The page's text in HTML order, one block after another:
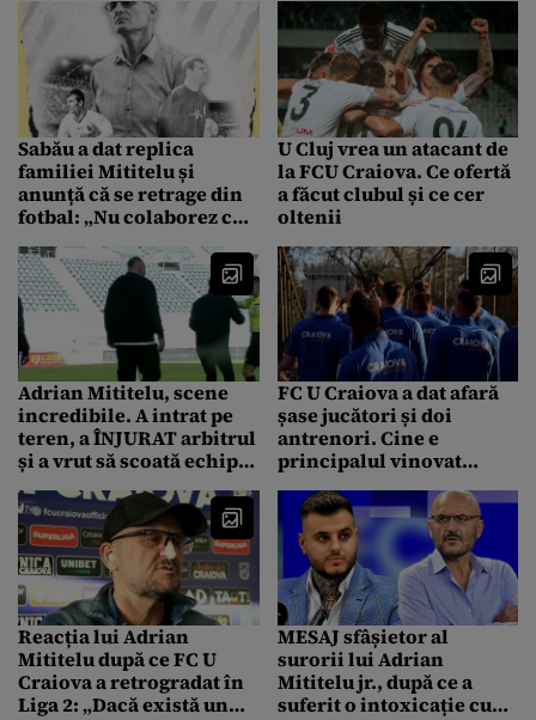
Sabău a dat replica
familiei Mititelu și
anunță că se retrage din
fotbal: „Nu colaborez cu
care se hrănesc cu a
jigni”
U Cluj vrea un atacant de
la FCU Craiova. Ce ofertă
a făcut clubul și ce cer
oltenii
Adrian Mititelu, scene
incredibile. A intrat pe
teren, a ÎNJURAT arbitrul
și a vrut să scoată echipa
criminal organizat”
FC U Craiova a dat afară
șase jucători și doi
antrenori. Cine e
principalul vinovat
echipei: „Ne-a distrus
anul acesta”
Reacția lui Adrian
Mititelu după ce FC U
Craiova a retrogradat în
Liga 2: „Dacă există un
MESAJ sfâșietor al
surorii lui Adrian
Mititelu jr., după ce a
suferit o intoxicație cu